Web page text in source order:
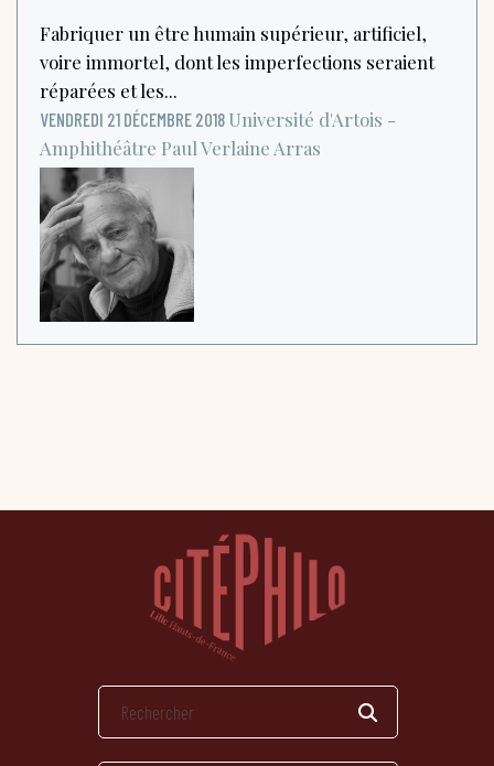
Fabriquer un être humain supérieur, artificiel,
voire immortel, dont les imperfections seraient
réparées et les...
VENDREDI 21 DÉCEMBRE 2018 Université d'Artois -
Amphithéâtre Paul Verlaine Arras